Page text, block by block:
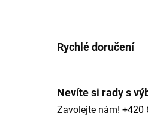
Rychlé doručení
Nevíte si rady s
Zavolejte nám! +420